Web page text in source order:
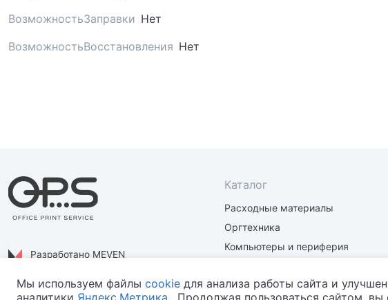
ВозможностьЗаправки Нет
ВозможностьВосстановления Нет
Разработано MEVEN
Политика конфиденциальности
Каталог
Расходные материалы
Оргтехника
Компьютеры и периферия
Мы используем файлы cookie для анализа работы сайта и
аналитики Яндекс.Метрика . Продолжая пользоваться сайтом,